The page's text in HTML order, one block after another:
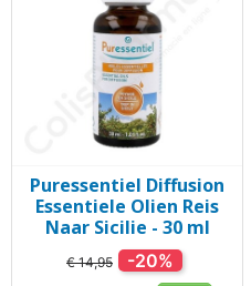
Puressentiel Diffusion
Essentiele Olien Reis
Naar Sicilie - 30 ml
€ 14,95 -20%